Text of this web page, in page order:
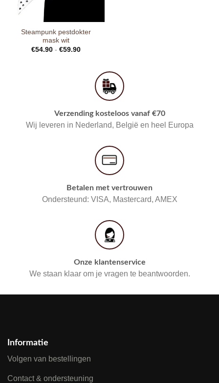
Steampunk pestdokter
mask wit
€54.90 - €59.90
Verzending kosteloos vanaf €70
Wij leveren in Nederland, België en heel Europa
Betalen met vertrouwen
Ondersteund: VISA, Mastercard, AMEX
Onze klantenservice
We staan klaar om je vragen te beantwoorden.
Informatie
Volgen van bestellingen
Contact & ondersteuning